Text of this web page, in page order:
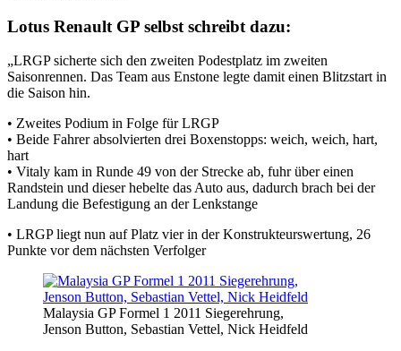
Lotus Renault GP selbst schreibt dazu:
„LRGP sicherte sich den zweiten Podestplatz im zweiten
Saisonrennen. Das Team aus Enstone legte damit einen Blitzstart in
die Saison hin.
• Zweites Podium in Folge für LRGP
• Beide Fahrer absolvierten drei Boxenstopps: weich, weich, hart,
hart
• Vitaly kam in Runde 49 von der Strecke ab, fuhr über einen
Randstein und dieser hebelte das Auto aus, dadurch brach bei der
Landung die Befestigung an der Lenkstange
• LRGP liegt nun auf Platz vier in der Konstrukteurswertung, 26
Punkte vor dem nächsten Verfolger
Malaysia GP Formel 1 2011 Siegerehrung,
Jenson Button, Sebastian Vettel, Nick Heidfeld